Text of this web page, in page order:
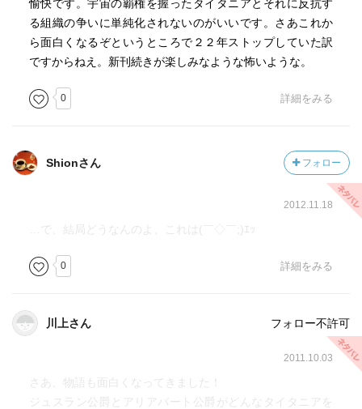
愉快です。宇宙の覇権を握ったタイタニアとそれに反抗す
る組織の争いに単純化されないのがいいです。さあこれか
ら面白くなるぞというところで２２年ストップしていた訳
ですからねえ。新刊続きが楽しみなような怖いような。
0 詳細をみる
Shionさん フォロー
2012.11.18
…で、結局どうなんのよ、これは(￣◇￣;)ｴｯ
0 詳細をみる
川上さん フォロー不許可
2011.10.03
さあ、物語も面白くなってきました！
ジュスラン公爵とアリアバート公爵がどんなタイタニアを